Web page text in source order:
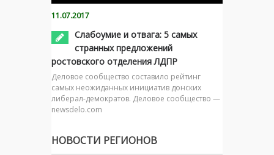
11.07.2017
Слабоумие и отвага: 5 самых
странных предложений
ростовского отделения ЛДПР
Деловое сообщество составило рейтинг
самых неожиданных инициатив донских
либерал-демократов. Деловое сообщество —
newsdelo.com
НОВОСТИ РЕГИОНОВ